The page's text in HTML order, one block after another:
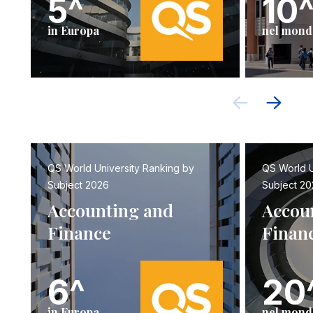
5^
in Europa nel
QS World University Ranking by
Subject 2026
Accounting and
Finance
6^
QS World
Subject